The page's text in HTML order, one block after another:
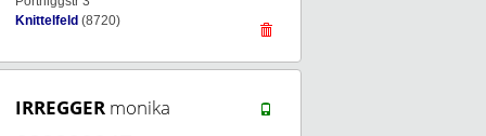
Knittelfeld (8720)
IRREGGER monika